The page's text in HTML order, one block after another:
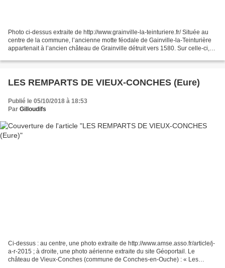
Photo ci-dessus extraite de http://www.grainville-la-teinturiere.fr/ Située au
centre de la commune, l’ancienne motte féodale de Gainville-la-Teinturière
appartenait à l’ancien château de Grainville détruit vers 1580. Sur celle-ci,
LES REMPARTS DE VIEUX-CONCHES (Eure)
Publié le 05/10/2018 à 18:53
Par Gilloudifs
Ci-dessus : au centre, une photo extraite de http://www.amse.asso.fr/article/j-
a-r-2015 ; à droite, une photo aérienne extraite du site Géoportail. Le
château de Vieux-Conches (commune de Conches-en-Ouche) : « Les